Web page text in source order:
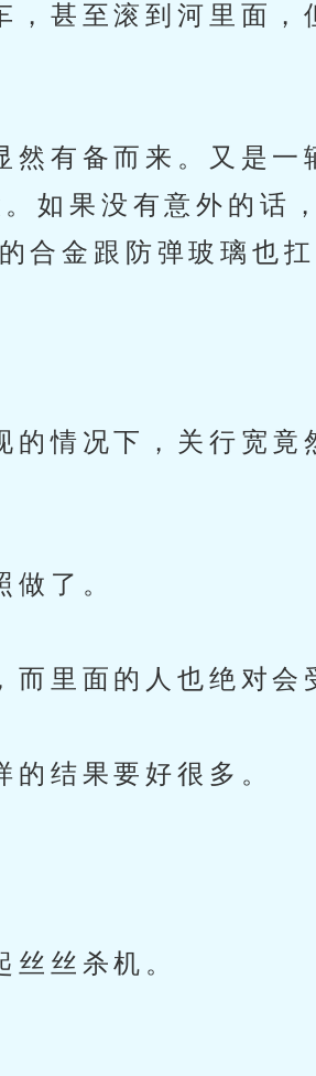
甚至滚到河里面，
有备而来。又是一
如果没有意外的话
合金跟防弹玻璃也
情况下，关行宽竟
了。
里面的人也绝对会
结果要好很多。
丝杀机。